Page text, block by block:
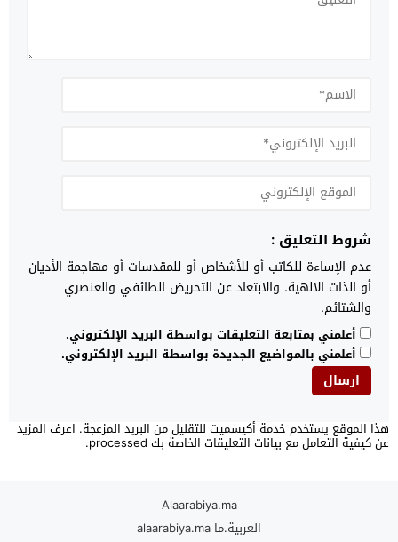
شروط التعليق :
عدم الإساءة للكاتب أو للأشخاص أو للمقدسات أو مهاجمة الأديان
أو الذات الالهية. والابتعاد عن التحريض الطائفي والعنصري
والشتائم.
أعلمني بمتابعة التعليقات بواسطة البريد الإلكتروني.
أعلمني بالمواضيع الجديدة بواسطة البريد الإلكتروني.
هذا الموقع يستخدم خدمة أكيسميت للتقليل من البريد المزعجة. اعرف المزيد
عن كيفية التعامل مع بيانات التعليقات الخاصة بك processed .
Alaarabiya.ma
العربية.ما alaarabiya.ma